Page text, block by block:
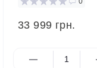
33 999 грн.